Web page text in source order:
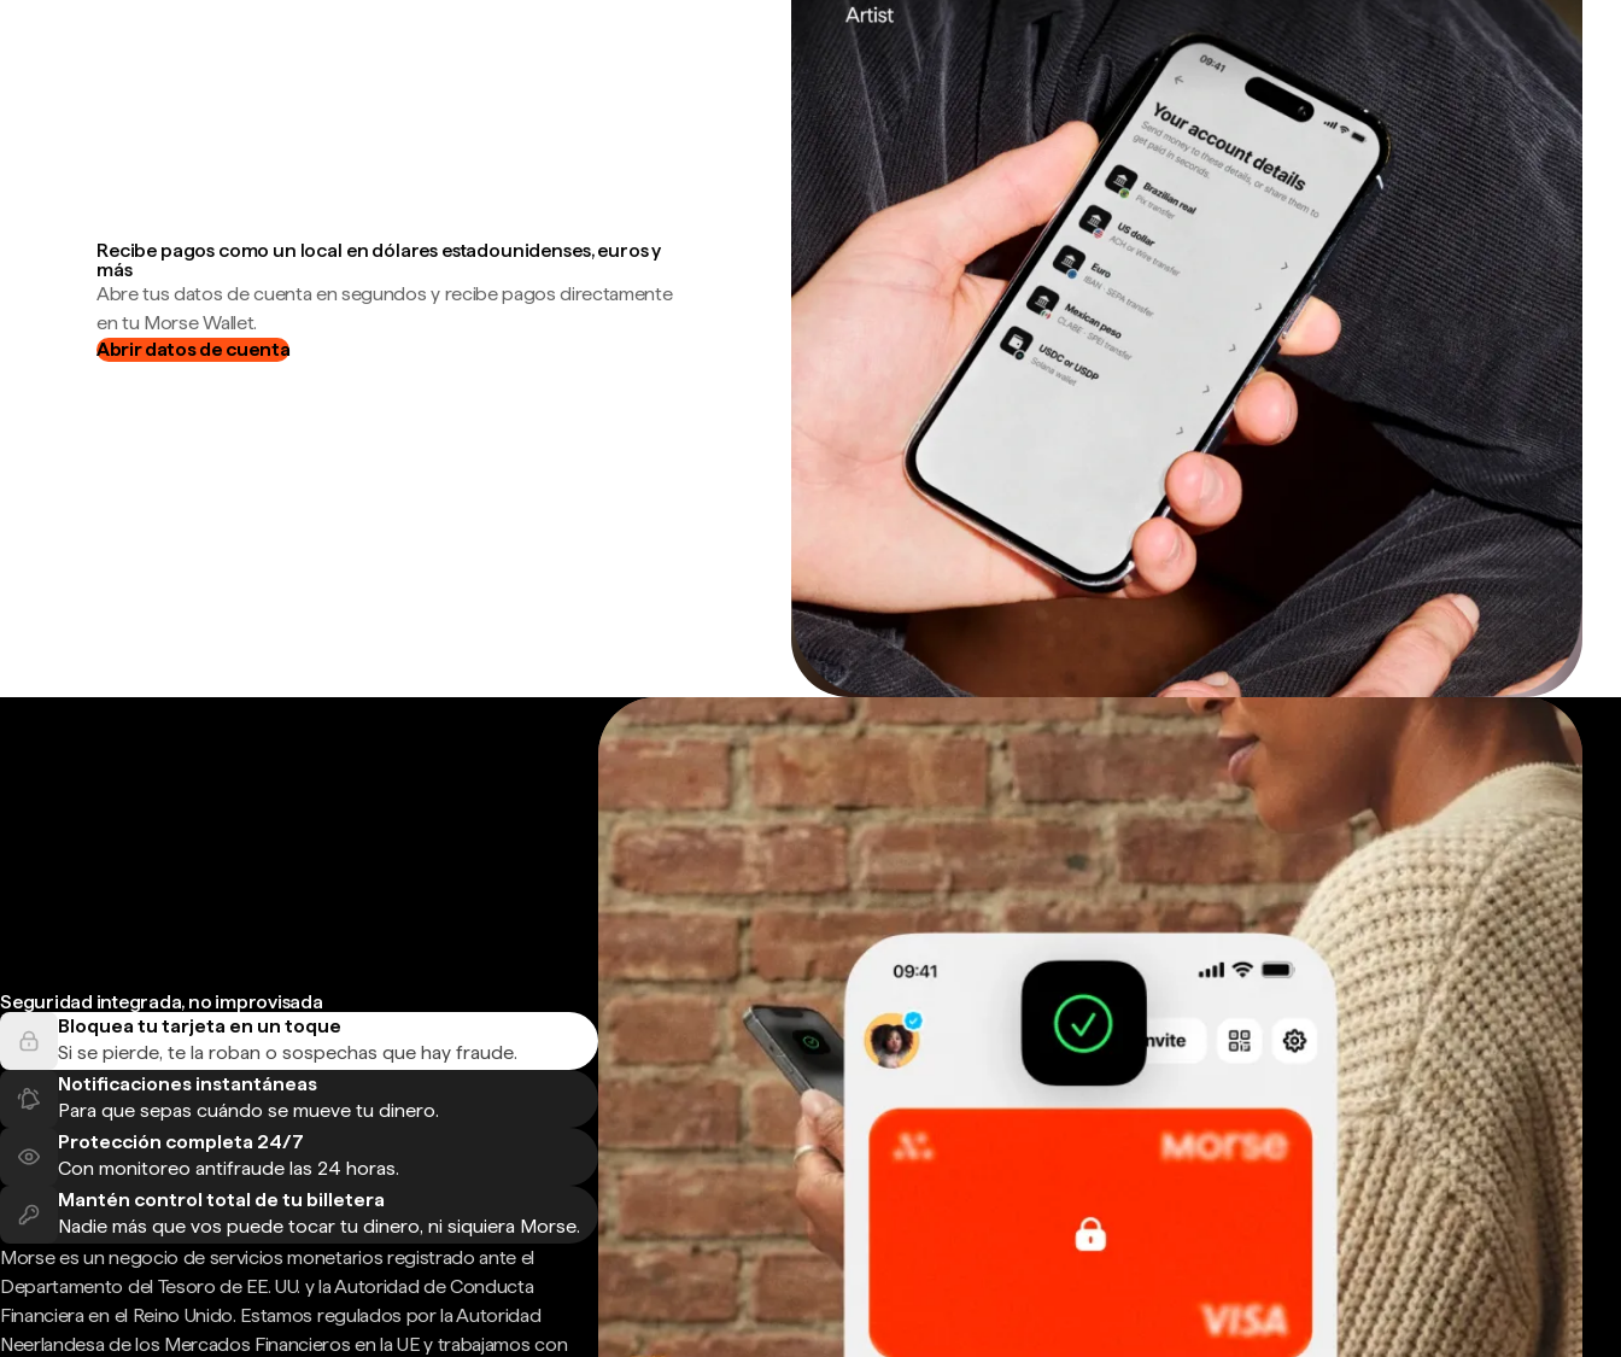
Recibe pagos como un local en dólares estadounidenses, euros y
más
Abre tus datos de cuenta en segundos y recibe pagos directamente
en tu Morse Wallet.
Abrir datos de cuenta
Seguridad integrada, no improvisada
Bloquea tu tarjeta en un toque
Si se pierde, te la roban o sospechas que hay fraude.
Notificaciones instantáneas
Para que sepas cuándo se mueve tu dinero.
Protección completa 24/7
Con monitoreo antifraude las 24 horas.
Mantén control total de tu billetera
Nadie más que vos puede tocar tu dinero, ni siquiera Morse.
Morse es un negocio de servicios monetarios registrado ante el
Departamento del Tesoro de EE. UU. y la Autoridad de Conducta
Financiera en el Reino Unido. Estamos regulados por la Autoridad
Neerlandesa de los Mercados Financieros en la UE y trabajamos con